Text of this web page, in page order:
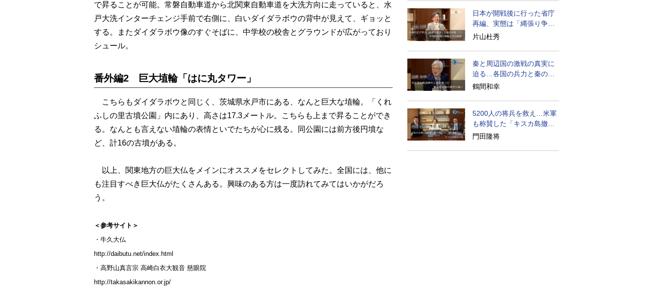
で昇ることが可能。常磐自動車道から北関東自動車道を大洗方向に走っていると、水
戸大洗インターチェンジ手前で右側に、白いダイダラボウの背中が見えて、ギョッと
する。またダイダラボウ像のすぐそばに、中学校の校舎とグラウンドが広がっており
シュール。
番外編2 巨大埴輪「はに丸タワー」
こちらもダイダラボウと同じく、茨城県水戸市にある、なんと巨大な埴輪。「くれ
ふしの里古墳公園」内にあり、高さは17.3メートル。こちらも上まで昇ることができ
る。なんとも言えない埴輪の表情といでたちが心に残る。同公園には前方後円墳な
ど、計16の古墳がある。
以上、関東地方の巨大仏をメインにオススメをセレクトしてみた。全国には、他に
も注目すべき巨大仏がたくさんある。興味のある方は一度訪れてみてはいかがだろ
う。
＜参考サイト＞
・牛久大仏
http://daibutu.net/index.html
・高野山真言宗 高崎白衣大観音 慈眼院
http://takasakikannon.or.jp/
日本が開戦後に行った省庁
再編、実態は「縄張り争
い」
片山杜秀
秦と周辺国の激戦の真実に
迫る…各国の兵力と秦の戦
略とは？
鶴間和幸
5200人の将兵を救え…米軍
も称賛した「キスカ島撤退
作戦」の奇跡
門田隆将